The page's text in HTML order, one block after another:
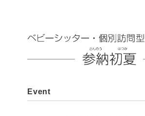
Event